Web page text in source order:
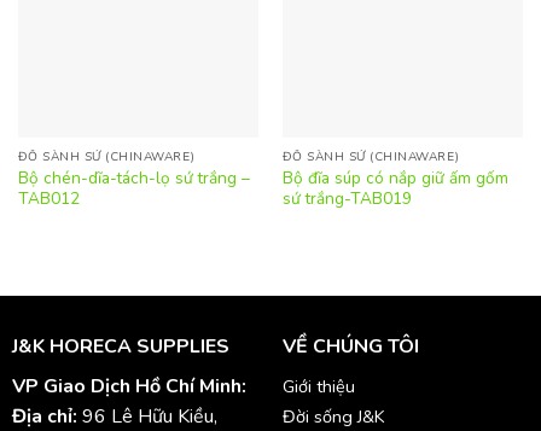
ĐỒ SÀNH SỨ (CHINAWARE)
Bộ chén-dĩa-tách-lọ sứ trắng –
TAB012
ĐỒ SÀNH SỨ (CHINAWARE)
Bộ đĩa súp có nắp giữ ấm gốm
sứ trắng-TAB019
J&K HORECA SUPPLIES
VP Giao Dịch Hồ Chí Minh:
Địa chỉ: 96 Lê Hữu Kiều,
VỀ CHÚNG TÔI
Giới thiệu
Đời sống J&K